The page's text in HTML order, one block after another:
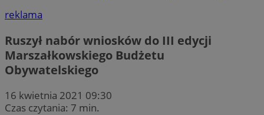
reklama
Ruszył nabór wniosków do III edycji
Marszałkowskiego Budżetu
Obywatelskiego
16 kwietnia 2021 09:30
Czas czytania: 7 min.